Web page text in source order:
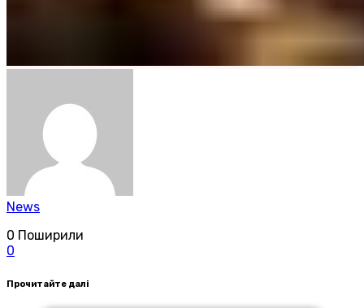
News
0 Поширили
0
Прочитайте далі